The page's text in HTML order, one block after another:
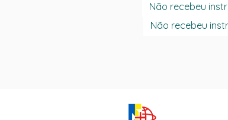
Não recebeu
Não recebeu